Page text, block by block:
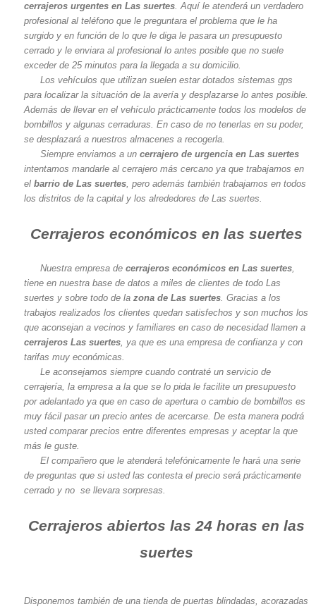
cerrajeros urgentes en Las suertes . Aquí le atenderá un verdadero
profesional al teléfono que le preguntara el problema que le ha
surgido y en función de lo que le diga le pasara un presupuesto
cerrado y le enviara al profesional lo antes posible que no suele
exceder de 25 minutos para la llegada a su domicilio.
Los vehículos que utilizan suelen estar dotados sistemas gps
para localizar la situación de la avería y desplazarse lo antes posible.
Además de llevar en el vehículo prácticamente todos los modelos de
bombillos y algunas cerraduras. En caso de no tenerlas en su poder,
se desplazará a nuestros almacenes a recogerla.
Siempre enviamos a uncerrajero de urgencia en Las suertes
intentamos mandarle al cerrajero más cercano ya que trabajamos en
el barrio de Las suertes , pero además también trabajamos en todos
los distritos de la capital y los alrededores de Las suertes.
Cerrajeros económicos en las suertes
Nuestra empresa decerrajeros económicos en Las suertes
tiene en nuestra base de datos a miles de clientes de todo Las
suertes y sobre todo de la zona de Las suertes . Gracias a los
trabajos realizados los clientes quedan satisfechos y son muchos los
que aconsejan a vecinos y familiares en caso de necesidad llamen a
cerrajeros Las suertes , ya que es una empresa de confianza y con
tarifas muy económicas.
Le aconsejamos siempre cuando contraté un servicio de
cerrajería, la empresa a la que se lo pida le facilite un presupuesto
por adelantado ya que en caso de apertura o cambio de bombillos es
muy fácil pasar un precio antes de acercarse. De esta manera podrá
usted comparar precios entre diferentes empresas y aceptar la que
más le guste.
El compañero que le atenderá telefónicamente le hará una serie
de preguntas que si usted las contesta el precio será prácticamente
cerrado y no se llevara sorpresas.
Cerrajeros abiertos las 24 horas en las
suertes
Disponemos también de una tienda de puertas blindadas, acorazadas